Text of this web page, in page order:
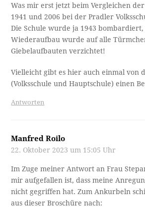
Was mir erst jetzt beim Vergleichen
1941 und 2006 bei der Pradler
Die Schule wurde ja 1943 bombardiert,
Wiederaufbau wurde auf alle
Giebelaufbauten verzichtet!
Vielleicht gibt es hier auch einmal von
(Volksschule und Hauptschule) einen
Antworten
Manfred Roilo
22. Oktober 2023 um 15:05 Uhr
Im Zuge meiner Antwort an Frau
mir aufgefallen ist, dass meine
nicht gegriffen hat. Zum Ankurbeln
aus dieser Broschüre nach: